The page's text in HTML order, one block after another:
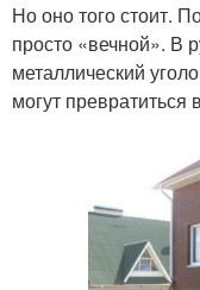
Но оно того стоит.
просто «вечной». В
металлический
могут превратиться